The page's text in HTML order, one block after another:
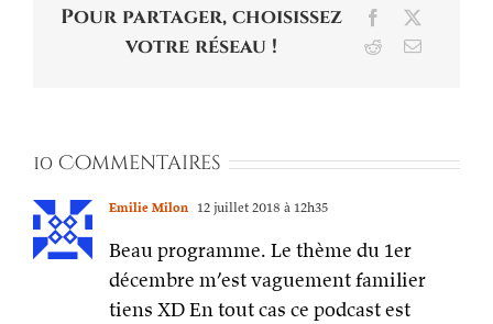
Pour partager, choisissez
votre réseau !
Facebook
RedditEmail
10 Commentaires
Emilie Milon 12 juillet 2018 à 12h35
Beau programme. Le thème du 1er
décembre m’est vaguement familier
tiens XD En tout cas ce podcast est